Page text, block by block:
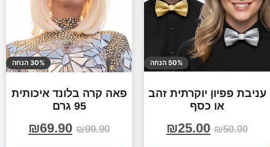
50% הנחה
עניבת פפיון יוקרתית זהב
או כסף
₪50.00
₪25.00
30% הנחה
פאה קרה בלונד איכותית
95 גרם
₪99.90
₪69.90